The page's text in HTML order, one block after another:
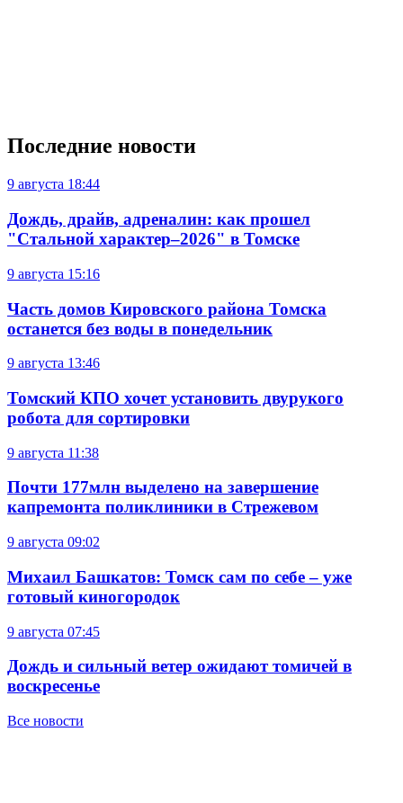
Последние новости
9 августа 18:44
Дождь, драйв, адреналин: как прошел
"Стальной характер–2026" в Томске
9 августа 15:16
Часть домов Кировского района Томска
останется без воды в понедельник
9 августа 13:46
Томский КПО хочет установить двурукого
робота для сортировки
9 августа 11:38
Почти 177млн выделено на завершение
капремонта поликлиники в Стрежевом
9 августа 09:02
Михаил Башкатов: Томск сам по себе – уже
готовый киногородок
9 августа 07:45
Дождь и сильный ветер ожидают томичей в
воскресенье
Все новости